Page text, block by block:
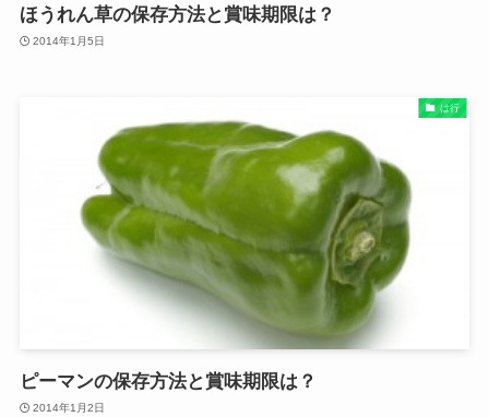
ほうれん草の保存方法と賞味期限は？
2014年1月5日
は行
ピーマンの保存方法と賞味期限は？
2014年1月2日